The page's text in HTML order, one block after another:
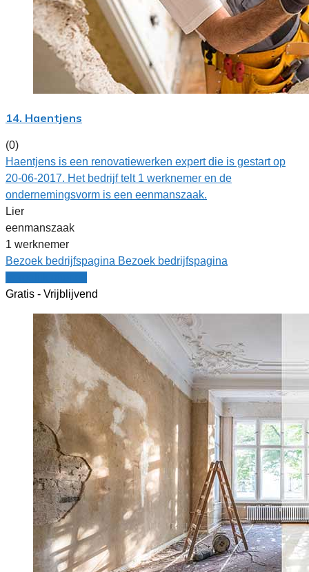
14. Haentjens
(0)
Haentjens is een renovatiewerken expert die is gestart op
20-06-2017. Het bedrijf telt 1 werknemer en de
ondernemingsvorm is een eenmanszaak.
Lier
eenmanszaak
1 werknemer
Bezoek bedrijfspagina Bezoek bedrijfspagina
Gratis - Vrijblijvend